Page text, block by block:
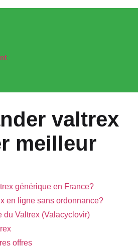
valtrex
meilleur
générique en France?
en ligne sans ordonnance?
du Valtrex (Valacyclovir)
offres